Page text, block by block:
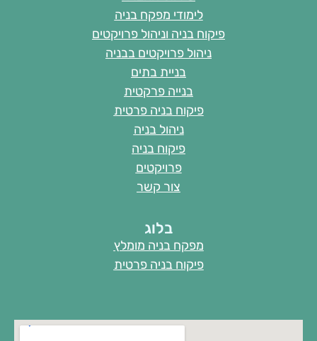
לימודי מפקח בניה
פיקוח בניה וניהול פרויקטים
ניהול פרויקטים בבניה
בניית בתים
בנייה פרקטית
פיקוח בניה פרטית
ניהול בניה
פיקוח בניה
פרויקטים
צור קשר
בלוג
מפקח בניה מומלץ
פיקוח בניה פרטית